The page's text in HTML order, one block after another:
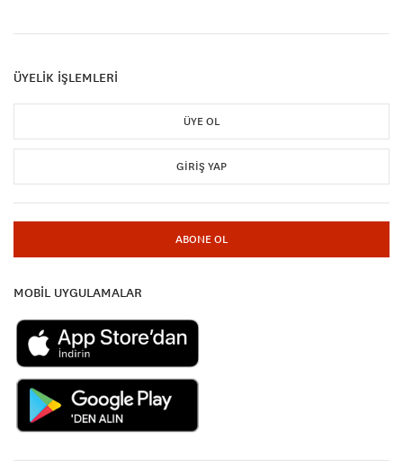
ÜYELİK İŞLEMLERİ
ÜYE OL
GIRIŞ YAP
ABONE OL
MOBİL UYGULAMALAR